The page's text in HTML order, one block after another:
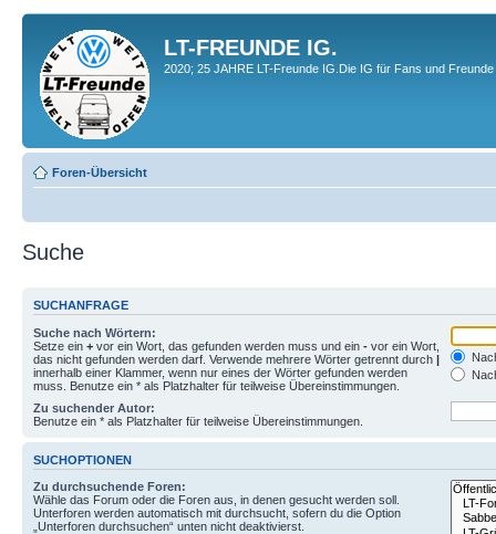
LT-FREUNDE IG.
2020; 25 JAHRE LT-Freunde IG.Die IG für Fans und
Foren-Übersicht
Suche
SUCHANFRAGE
Suche nach Wörtern:
Setze ein + vor ein Wort, das gefunden werden muss und ein - vor ein Wort,
das nicht gefunden werden darf. Verwende mehrere Wörter getrennt durch |
innerhalb einer Klammer, wenn nur eines der Wörter gefunden werden
muss. Benutze ein * als Platzhalter für teilweise Übereinstimmungen.
Zu suchender Autor:
Benutze ein * als Platzhalter für teilweise Übereinstimmungen.
SUCHOPTIONEN
Zu durchsuchende Foren:
Wähle das Forum oder die Foren aus, in denen gesucht werden soll.
Unterforen werden automatisch mit durchsucht, sofern du die Option
„Unterforen durchsuchen“ unten nicht deaktivierst.